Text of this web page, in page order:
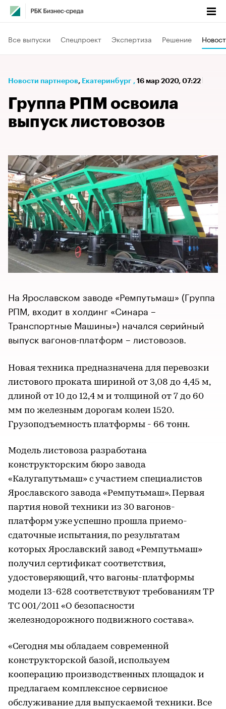
Все выпуски Спецпроект Экспертиза Решение
Новости партнеров⁠, Екатеринбург , 16 мар 2020, 07:22
Группа РПМ освоила
выпуск листовозов
На Ярославском заводе «Ремпутьмаш» (Группа
РПМ, входит в холдинг «Синара –
Транспортные Машины») начался серийный
выпуск вагонов-платформ – листовозов.
Новая техника предназначена для перевозки
листового проката шириной от 3,08 до 4,45 м,
длиной от 10 до 12,4 м и толщиной от 7 до 60
мм по железным дорогам колеи 1520.
Грузоподъемность платформы - 66 тонн.
Модель листовоза разработана
конструкторским бюро завода
«Калугапутьмаш» с участием специалистов
Ярославского завода «Ремпутьмаш». Первая
партия новой техники из 30 вагонов-
платформ уже успешно прошла приемо-
сдаточные испытания, по результатам
которых Ярославский завод «Ремпутьмаш»
получил сертификат соответствия,
удостоверяющий, что вагоны-платформы
модели 13-628 соответствуют требованиям ТР
ТС 001/2011 «О безопасности
железнодорожного подвижного состава».
«Сегодня мы обладаем современной
конструкторской базой, используем
кооперацию производственных площадок и
предлагаем комплексное сервисное
обслуживание для выпускаемой техники. Все